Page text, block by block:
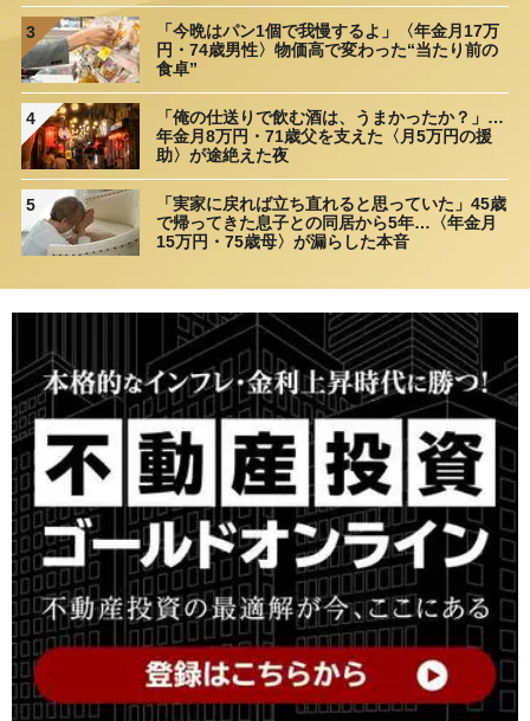
3
「今晩はパン1個で我慢するよ」〈年金月17万
円・74歳男性〉物価高で変わった“当たり前の
食卓”
4
「俺の仕送りで飲む酒は、うまかったか？」…
年金月8万円・71歳父を支えた〈月5万円の援
助〉が途絶えた夜
5
「実家に戻れば立ち直れると思っていた」45歳
で帰ってきた息子との同居から5年…〈年金月
15万円・75歳母〉が漏らした本音